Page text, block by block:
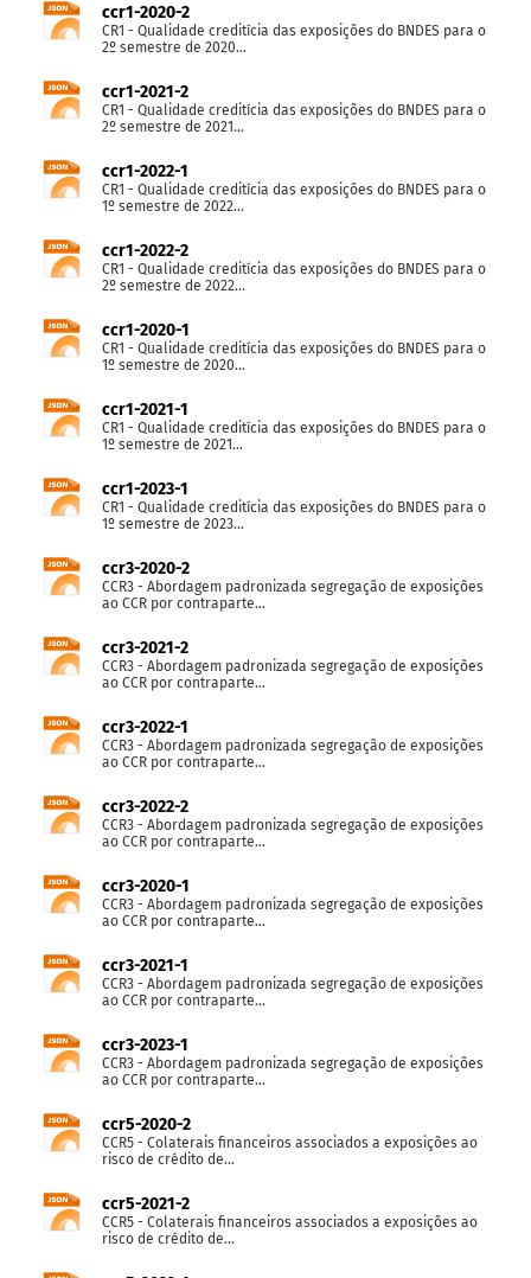
ccr1-2020-2
CR1 - Qualidade creditícia das exposições do BNDES para o
2º semestre de 2020...
ccr1-2021-2
CR1 - Qualidade creditícia das exposições do BNDES para o
2º semestre de 2021...
ccr1-2022-1
CR1 - Qualidade creditícia das exposições do BNDES para o
1º semestre de 2022...
ccr1-2022-2
CR1 - Qualidade creditícia das exposições do BNDES para o
2º semestre de 2022...
ccr1-2020-1
CR1 - Qualidade creditícia das exposições do BNDES para o
1º semestre de 2020...
ccr1-2021-1
CR1 - Qualidade creditícia das exposições do BNDES para o
1º semestre de 2021...
ccr1-2023-1
CR1 - Qualidade creditícia das exposições do BNDES para o
1º semestre de 2023...
ccr3-2020-2
CCR3 - Abordagem padronizada segregação de exposições
ao CCR por contraparte...
ccr3-2021-2
CCR3 - Abordagem padronizada segregação de exposições
ao CCR por contraparte...
ccr3-2022-1
CCR3 - Abordagem padronizada segregação de exposições
ao CCR por contraparte...
ccr3-2022-2
CCR3 - Abordagem padronizada segregação de exposições
ao CCR por contraparte...
ccr3-2020-1
CCR3 - Abordagem padronizada segregação de exposições
ao CCR por contraparte...
ccr3-2021-1
CCR3 - Abordagem padronizada segregação de exposições
ao CCR por contraparte...
ccr3-2023-1
CCR3 - Abordagem padronizada segregação de exposições
ao CCR por contraparte...
ccr5-2020-2
CCR5 - Colaterais financeiros associados a exposições ao
risco de crédito de...
ccr5-2021-2
CCR5 - Colaterais financeiros associados a exposições ao
risco de crédito de...